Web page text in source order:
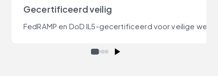
Gecertificeerd veilig
FedRAMP en DoD IL5-gecertificeerd voor veilige